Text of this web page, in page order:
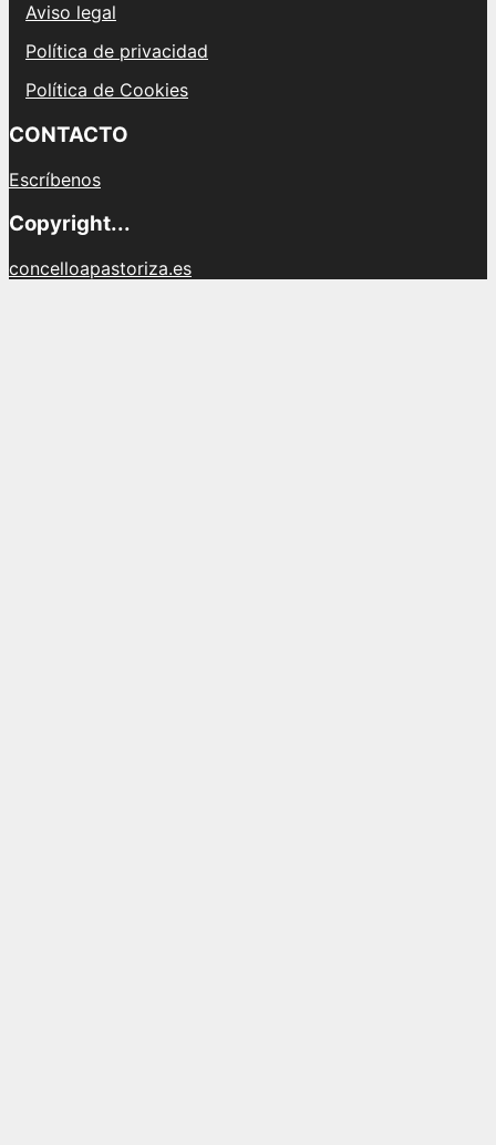
Aviso legal
Política de privacidad
Política de Cookies
CONTACTO
Escríbenos
Copyright...
concelloapastoriza.es